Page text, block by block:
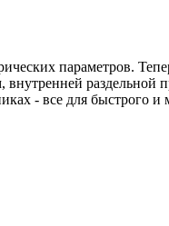
параметров.
раздельной
- все для быстрого и